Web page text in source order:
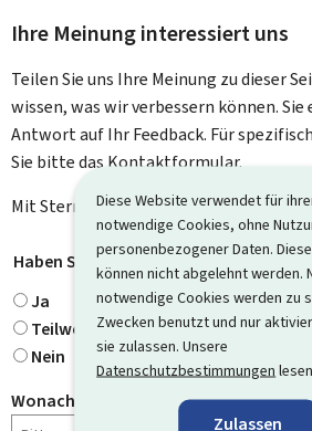
Diese Website verwendet für
notwendige Cookies, ohne
personenbezogener Daten.
können nicht abgelehnt werden.
notwendige Cookies werden zu
Zwecken benutzt und nur
sie zulassen. Unsere
Datenschutzbestimmungen
Zulassen
Ihre Meinung interessiert uns
Teilen Sie uns Ihre Meinung zu dieser
wissen, was wir verbessern können.
Antwort auf Ihr Feedback. Für
Sie bitte das Kontaktformular.
Mit Stern gekennzeichnete Felder ( * )
Haben Sie gefunden, wonach Sie
Ja
Teilweise
Nein
Wonach haben Sie gesucht?